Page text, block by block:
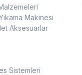
Makinesi
Aksesuarlar
Sistemleri